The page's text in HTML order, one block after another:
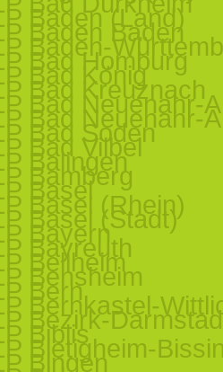
Baden (Land)
Baden Baden
Baden-
Bad Homburg
Bad König
Bad Kreuznach
Bad Neuenahr-
Bad Neuenahr-
Bad Soden
Bad Vilbel
Balingen
Bamberg
Basel
Basel (Rhein)
Basel (Stadt)
Bayern
Bayreuth
Bellheim
Bensheim
Bern
Bernkastel-
Bezirk-
Biblis
Bietigheim-
Bingen